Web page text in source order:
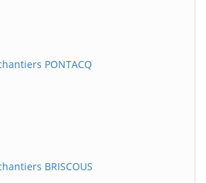
PONTACQ
BRISCOUS